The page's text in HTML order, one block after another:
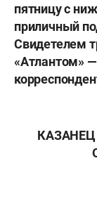
пятницу с
приличный
Свидетелем
«Атлантом»